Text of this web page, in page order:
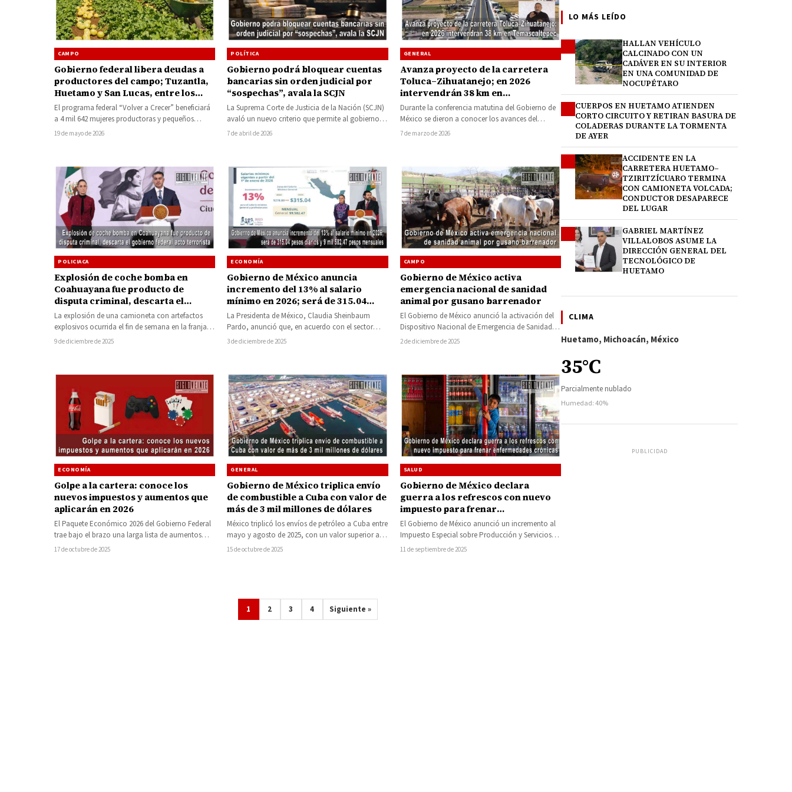
CAMPO
Gobierno federal libera deudas a
productores del campo; Tuzantla,
Huetamo y San Lucas, entre los
municipios beneficiados
El programa federal “Volver a Crecer” beneficiará
a 4 mil 642 mujeres productoras y pequeños
productores de Michoacán con la…
19 de mayo de 2026
POLÍTICA
Gobierno podrá bloquear cuentas
bancarias sin orden judicial por
“sospechas”, avala la SCJN
La Suprema Corte de Justicia de la Nación (SCJN)
avaló un nuevo criterio que permite al gobierno
federal, a través…
7 de abril de 2026
GENERAL
Avanza proyecto de la carretera
Toluca–Zihuatanejo; en 2026
intervendrán 38 km en
Temascaltepec y estará lista en
diciembre de 2029
Durante la conferencia matutina del Gobierno de
México se dieron a conocer los avances del
proyecto de modernización de la…
7 de marzo de 2026
POLICIACA
Explosión de coche bomba en
Coahuayana fue producto de
disputa criminal, descarta el
gobierno federal acto terrorista
La explosión de una camioneta con artefactos
explosivos ocurrida el fin de semana en la franja
costera de Michoacán responde…
9 de diciembre de 2025
ECONOMÍA
Gobierno de México anuncia
incremento del 13% al salario
mínimo en 2026; será de 315.04
pesos diarios y 9 mil 582.47 pesos
mensuales
La Presidenta de México, Claudia Sheinbaum
Pardo, anunció que, en acuerdo con el sector
obrero y patronal, y en beneficio…
3 de diciembre de 2025
CAMPO
Gobierno de México activa
emergencia nacional de sanidad
animal por gusano barrenador
El Gobierno de México anunció la activación del
Dispositivo Nacional de Emergencia de Sanidad
Animal ante la propagación del gusano…
2 de diciembre de 2025
ECONOMÍA
Golpe a la cartera: conoce los
nuevos impuestos y aumentos que
aplicarán en 2026
El Paquete Económico 2026 del Gobierno Federal
trae bajo el brazo una larga lista de aumentos
fiscales que impactarán directamente…
17 de octubre de 2025
GENERAL
Gobierno de México triplica envío
de combustible a Cuba con valor de
más de 3 mil millones de dólares
México triplicó los envíos de petróleo a Cuba entre
mayo y agosto de 2025, con un valor superior a
3…
15 de octubre de 2025
SALUD
Gobierno de México declara
guerra a los refrescos con nuevo
impuesto para frenar
enfermedades crónicas
El Gobierno de México anunció un incremento al
Impuesto Especial sobre Producción y Servicios
(IEPS) aplicado a las bebidas azucaradas,…
11 de septiembre de 2025
1 2 3 4 Siguiente »
LO MÁS LEÍDO
HALLAN VEHÍCULO
CALCINADO CON UN
CADÁVER EN SU INTERIOR
EN UNA COMUNIDAD DE
NOCUPÉTARO
CUERPOS EN HUETAMO ATIENDEN
CORTO CIRCUITO Y RETIRAN BASURA DE
COLADERAS DURANTE LA TORMENTA
DE AYER
ACCIDENTE EN LA
CARRETERA HUETAMO–
TZIRITZÍCUARO TERMINA
CON CAMIONETA VOLCADA;
CONDUCTOR DESAPARECE
DEL LUGAR
GABRIEL MARTÍNEZ
VILLALOBOS ASUME LA
DIRECCIÓN GENERAL DEL
TECNOLÓGICO DE
HUETAMO
CLIMA
Huetamo, Michoacán, México
35°C
Parcialmente nublado
Humedad: 40%
PUBLICIDAD